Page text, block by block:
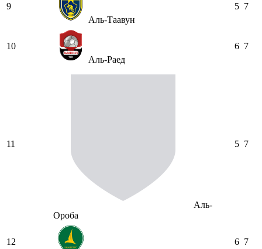
9
Аль-Таавун
5 7
10
Аль-Раед
6 7
11
Аль-
Ороба
5 7
12
6 7